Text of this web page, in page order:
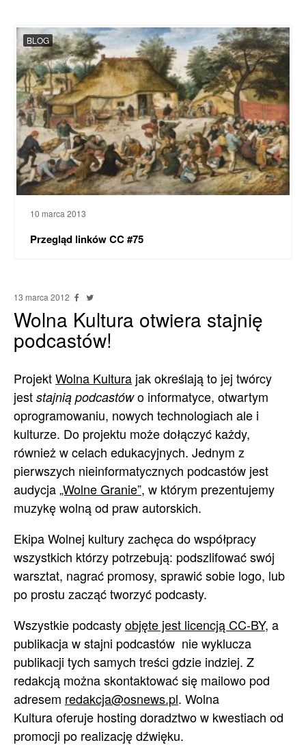
BLOG
10 marca 2013
Przegląd linków CC #75
13 marca 2012
Wolna Kultura otwiera stajnię
podcastów!
ProjektWolna Kultura jak określają to jej twórcy
jest stajnią podcastówo informatyce, otwartym
oprogramowaniu, nowych technologiach ale i
kulturze. Do projektu może dołączyć każdy,
również w celach edukacyjnych. Jednym z
pierwszych nieinformatycznych podcastów jest
audycja„Wolne Granie”, w którym prezentujemy
muzykę wolną od praw autorskich.
Ekipa Wolnej kultury zachęca do współpracy
wszystkich którzy potrzebują: podszlifować swój
warsztat, nagrać promosy, sprawić sobie logo, lub
po prostu zacząć tworzyć podcasty.
Wszystkie podcastyobjęte jest licencją CC-BY, a
publikacja w stajni podcastów nie wyklucza
publikacji tych samych treści gdzie indziej. Z
redakcją można skontaktować się mailowo pod
adresem redakcja@osnews.pl. Wolna
Kultura oferuje hosting doradztwo w kwestiach od
promocji po realizację dźwięku.